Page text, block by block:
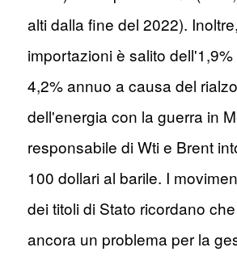
alti dalla fine del 2022).
importazioni è salito
4,2% annuo a causa del
dell'energia con la guerra in
responsabile di Wti e Brent
100 dollari al barile. I
dei titoli di Stato ricordano
ancora un problema per la